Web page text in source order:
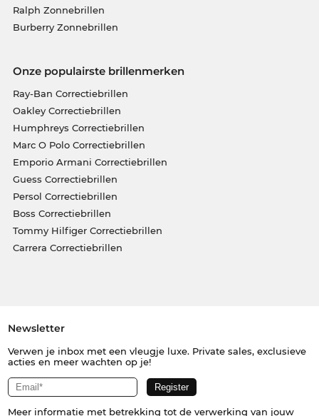
Ralph Zonnebrillen
Burberry Zonnebrillen
Onze populairste brillenmerken
Ray-Ban Correctiebrillen
Oakley Correctiebrillen
Humphreys Correctiebrillen
Marc O Polo Correctiebrillen
Emporio Armani Correctiebrillen
Guess Correctiebrillen
Persol Correctiebrillen
Boss Correctiebrillen
Tommy Hilfiger Correctiebrillen
Carrera Correctiebrillen
Newsletter
Verwen je inbox met een vleugje luxe. Private sales, exclusieve
acties en meer wachten op je!
Meer informatie met betrekking tot de verwerking van jouw